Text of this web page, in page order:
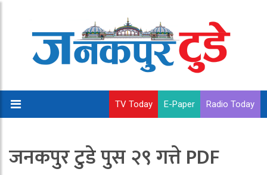
TV Today E-Paper Radio Today
जनकपुर टुडे पुस २९ गत्ते PDF